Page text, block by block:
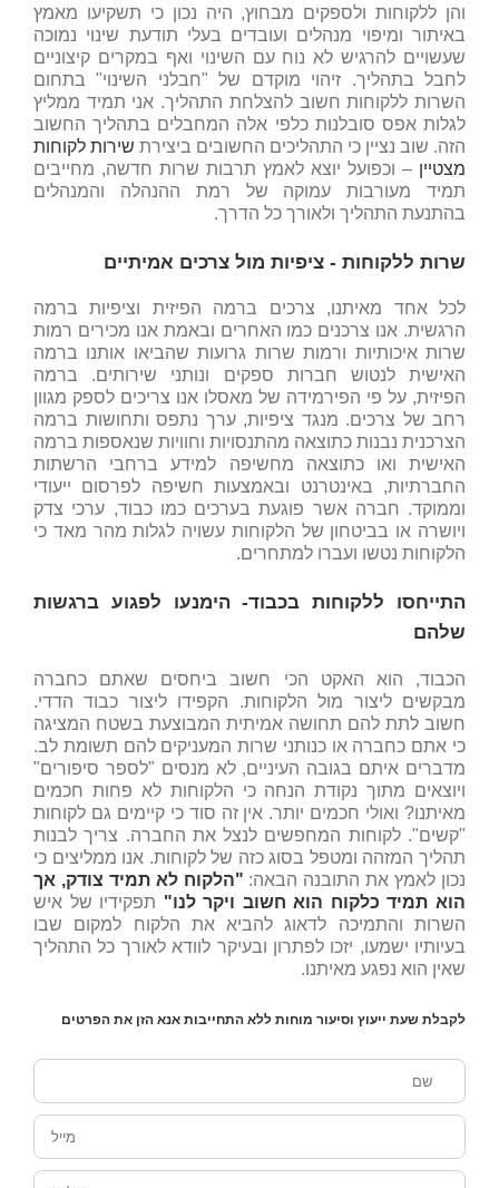
והן ללקוחות ולספקים מבחוץ, היה נכון כי תשקיעו מאמץ
באיתור ומיפוי מנהלים ועובדים בעלי תודעת שינוי נמוכה
שעשויים להרגיש לא נוח עם השינוי ואף במקרים קיצוניים
לחבל בתהליך. זיהוי מוקדם של "חבלני השינוי" בתחום
השרות ללקוחות חשוב להצלחת התהליך. אני תמיד ממליץ
לגלות אפס סובלנות כלפי אלה המחבלים בתהליך החשוב
הזה. שוב נציין כי התהליכים החשובים ביצירת שירות לקוחות
מצטיין – וכפועל יוצא לאמץ תרבות שרות חדשה, מחייבים
תמיד מעורבות עמוקה של רמת ההנהלה והמנהלים
בהתנעת התהליך ולאורך כל הדרך.
שרות ללקוחות - ציפיות מול צרכים אמיתיים
לכל אחד מאיתנו, צרכים ברמה הפיזית וציפיות ברמה
הרגשית. אנו צרכנים כמו האחרים ובאמת אנו מכירים רמות
שרות איכותיות ורמות שרות גרועות שהביאו אותנו ברמה
האישית לנטוש חברות ספקים ונותני שירותים. ברמה
הפיזית, על פי הפירמידה של מאסלו אנו צריכים לספק מגוון
רחב של צרכים. מנגד ציפיות, ערך נתפס ותחושות ברמה
הצרכנית נבנות כתוצאה מהתנסויות וחוויות שנאספות ברמה
האישית ואו כתוצאה מחשיפה למידע ברחבי הרשתות
החברתיות, באינטרנט ובאמצעות חשיפה לפרסום ייעודי
וממוקד. חברה אשר פוגעת בערכים כמו כבוד, ערכי צדק
ויושרה או בביטחון של הלקוחות עשויה לגלות מהר מאד כי
הלקוחות נטשו ועברו למתחרים.
התייחסו ללקוחות בכבוד- הימנעו לפגוע ברגשות
שלהם
הכבוד, הוא האקט הכי חשוב ביחסים שאתם כחברה
מבקשים ליצור מול הלקוחות. הקפידו ליצור כבוד הדדי.
חשוב לתת להם תחושה אמיתית המבוצעת בשטח המציגה
כי אתם כחברה או כנותני שרות המעניקים להם תשומת לב.
מדברים איתם בגובה העיניים, לא מנסים "לספר סיפורים"
ויוצאים מתוך נקודת הנחה כי הלקוחות לא פחות חכמים
מאיתנו? ואולי חכמים יותר. אין זה סוד כי קיימים גם לקוחות
"קשים". לקוחות המחפשים לנצל את החברה. צריך לבנות
תהליך המזהה ומטפל בסוג כזה של לקוחות. אנו ממליצים כי
נכון לאמץ את התובנה הבאה: "הלקוח לא תמיד צודק, אך
הוא תמיד כלקוח הוא חשוב ויקר לנו" תפקידיו של איש
השרות והתמיכה לדאוג להביא את הלקוח למקום שבו
בעיותיו ישמעו, יזכו לפתרון ובעיקר לוודא לאורך כל התהליך
שאין הוא נפגע מאיתנו.
לקבלת שעת ייעוץ וסיעור מוחות ללא התחייבות אנא הזן את הפרטים